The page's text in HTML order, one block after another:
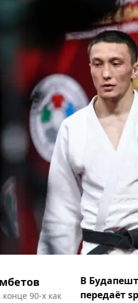
90-х как
В
передаёт